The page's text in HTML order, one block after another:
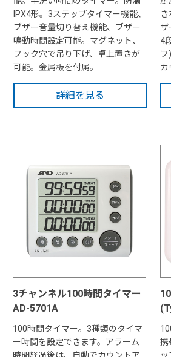
IPX4形。3ステップタイマー機能、
ブザー音量切り替え機能、ブザー
鳴動時間設定可能。マグネット、
フック穴で吊り下げ、卓上置きが
可能。金属板を付属。
詳細を見る
ザ
4
カ
3チャンネル100時間タイマー
AD-5701A
100時間タイマー。3種類のタイマ
ー時間を設定できます。アラーム
携